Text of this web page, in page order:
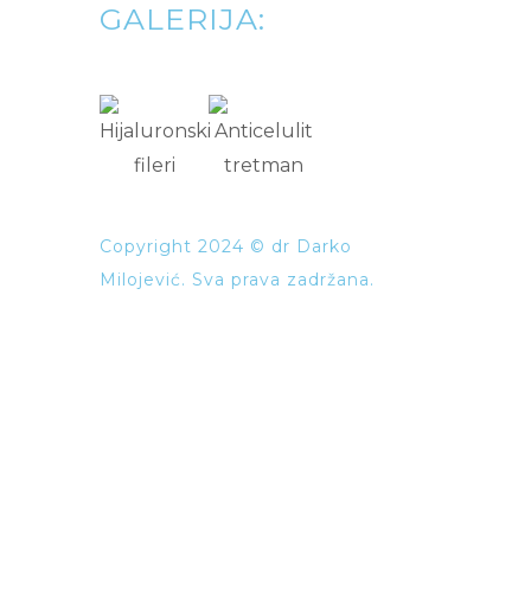
GALERIJA:
Copyright 2024 © dr Darko
Milojević. Sva prava zadržana.